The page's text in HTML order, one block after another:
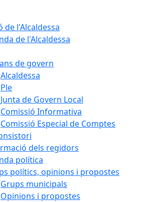
de l'Alcaldessa
de l'Alcaldessa
de govern
Alcaldessa
Ple
Junta de Govern Local
Comissió Informativa
Comissió Especial de Comptes
dels regidors
política
polítics, opinions i propostes
Grups municipals
Opinions i propostes